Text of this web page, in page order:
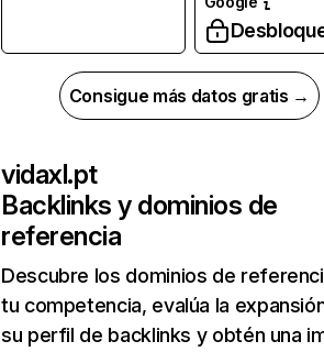
Consigue más datos gratis →
vidaxl.pt
Backlinks y dominios de
referencia
Descubre los dominios de
tu competencia, evalúa la
su perfil de backlinks y obtén una